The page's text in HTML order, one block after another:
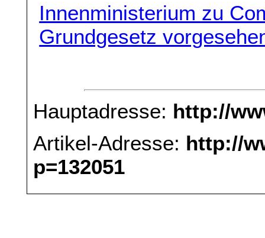
Innenministerium zu
Grundgesetz
Hauptadresse: http://
Artikel-Adresse: http://
p=132051